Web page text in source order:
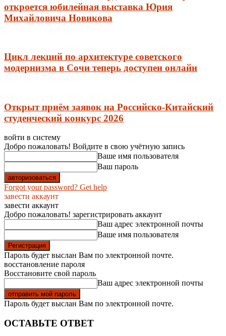
откроется юбилейная выставка Юрия
Михайловича Новикова
Цикл лекций по архитектуре советского
модернизма в Сочи теперь доступен онлайн
Открыт приём заявок на Российско-Китайский
студенческий конкурс 2026
войти в систему
Добро пожаловать! Войдите в свою учётную запись
Ваше имя пользователя
Ваш пароль
Forgot your password? Get help
завести аккаунт
завести аккаунт
Добро пожаловать! зарегистрировать аккаунт
Ваш адрес электронной почты
Ваше имя пользователя
Пароль будет выслан Вам по электронной почте.
восстановление пароля
Восстановите свой пароль
Ваш адрес электронной почты
Пароль будет выслан Вам по электронной почте.
ОСТАВЬТЕ ОТВЕТ